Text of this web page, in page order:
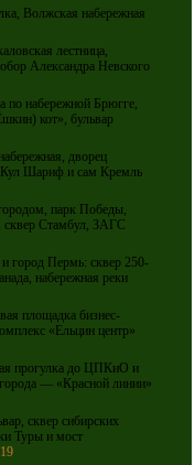
Волжская набережная
лестница,
Александра Невского
по набережной Брюгге,
кот», бульвар
дворец
Кул Шариф и сам Кремль
парк Победы,
сквер Стамбул, ЗАГС
город Пермь: сквер 250-
набережная реки
площадка бизнес-
«Ельцин центр»
прогулка до ЦПКиО и
города — «Красной линии»
сквер сибирских
Туры и мост